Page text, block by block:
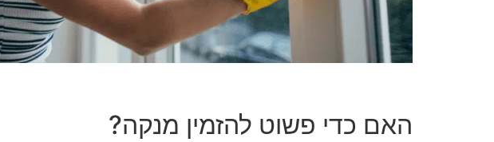
האם כדי פשוט להזמין מנקה?